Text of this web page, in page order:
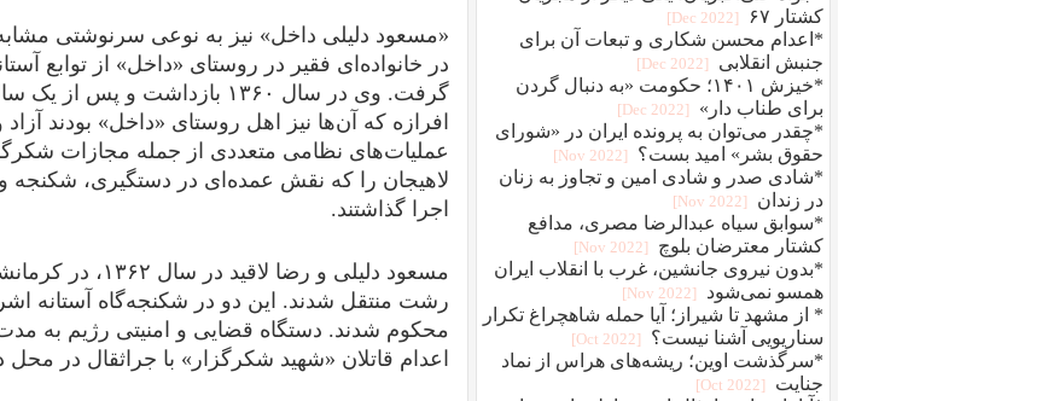
در خانواده‌ای فقیر در روستای «داخل» از توابع
گرفت. وی در سال ۱۳۶۰ بازداشت
افرازه که آن‌ها نیز اهل روستای «داخل» بودند
عملیات‌های نظامی متعددی از جمله مجازات
لاهیجان را که نقش عمده‌ای در دستگیری، شکنجه
اجرا گذاشتند.
مسعود دلیلی و رضا
رشت منتقل شدند. این دو در شکنجه‌گاه آستانه
محکوم شدند. دستگاه قضایی و امنیتی رژیم به
اعدام قاتلان «شهید شکرگزار» با جراثقال در
کشتار ۶۷
[2022 Dec]
*اعدام محسن شکاری و تبعات آن برای
جنبش انقلابی
[2022 Dec]
*خیزش ۱۴۰۱؛ حکومت «به دنبال گردن
برای طناب دار»
[2022 Dec]
*چقدر می‌توان به پرونده ایران در «شورای
حقوق بشر» امید بست؟
[2022 Nov]
*شادی صدر و شادی امین و تجاوز به زنان
در زندان
[2022 Nov]
*سوابق سیاه عبدالرضا مصری، مدافع
کشتار معترضان بلوچ
[2022 Nov]
*بدون نیروی جانشین، غرب با انقلاب ایران
همسو نمی‌شود
[2022 Nov]
* از مشهد تا شیراز؛ آیا حمله شاهچراغ تکرار
سناریویی آشنا نیست؟
[2022 Oct]
*سرگذشت اوین؛ ریشه‌های هراس از نماد
جنایت
[2022 Oct]